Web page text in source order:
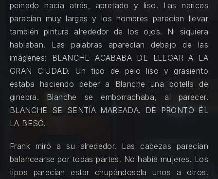
peinado hacia atrás, apretado y liso. Las narices
parecían muy largas y los hombres parecían llevar
también pintura alrededor de los ojos. Ni siquiera
hablaban. Las palabras aparecían debajo de las
imágenes: BLANCHE ACABABA DE LLEGAR A LA
GRAN CIUDAD. Un tipo de pelo liso y grasiento
estaba haciendo beber a Blanche una botella de
ginebra. Blanche se emborrachaba, al parecer.
BLANCHE SE SENTÍA MAREADA. DE PRONTO ÉL
LA BESÓ.
Frank miró a su alrededor. Las cabezas parecían
balancearse por todas partes. No había mujeres. Los
tipos parecían estar chupándosela unos a otros.